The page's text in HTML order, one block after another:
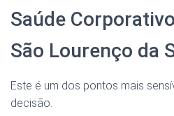
Saúde
São Lourenço da
Este é um dos pontos mais
decisão.